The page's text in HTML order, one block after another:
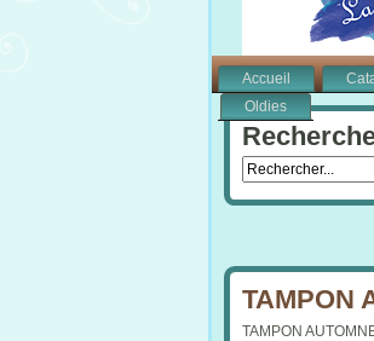
Accueil
Oldies
TAMPON
TAMPON